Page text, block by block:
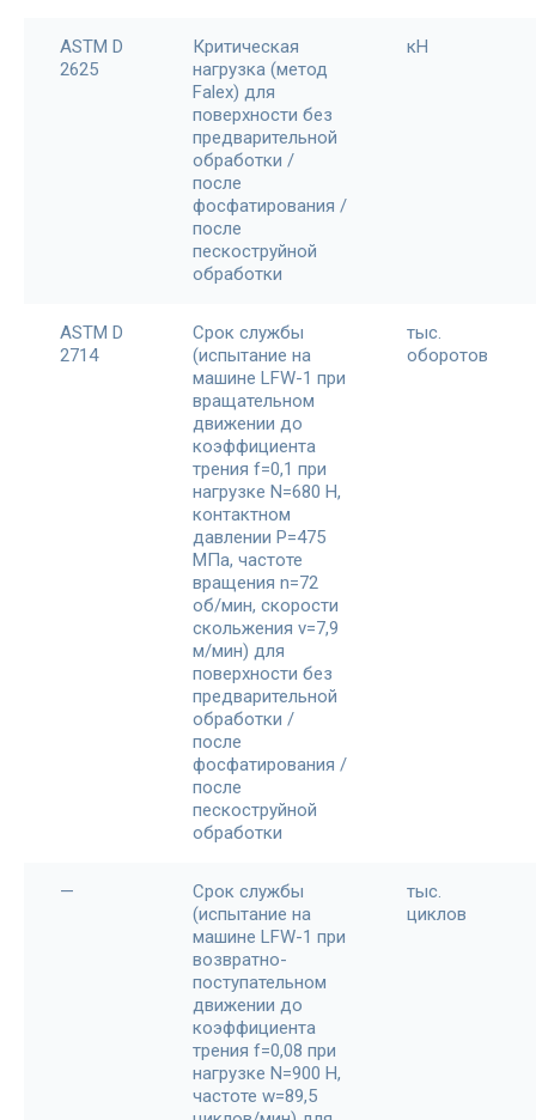
ASTM D
2625
Критическая
нагрузка (метод
Falex) для
поверхности без
предварительной
обработки /
после
фосфатирования /
после
пескоструйной
обработки
кH
ASTM D
2714
Срок службы
(испытание на
машине LFW-1 при
вращательном
движении до
коэффициента
трения f=0,1 при
нагрузке N=680 H,
контактном
давлении P=475
МПа, частоте
вращения n=72
об/мин, скорости
скольжения v=7,9
м/мин) для
поверхности без
предварительной
обработки /
после
фосфатирования /
после
пескоструйной
обработки
тыс.
оборотов
—
Срок службы
(испытание на
машине LFW-1 при
возвратно-
поступательном
движении до
коэффициента
трения f=0,08 при
нагрузке N=900 H,
частоте w=89,5
тыс.
циклов